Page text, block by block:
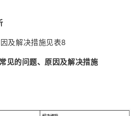
及解决措施见表8
见的问题、原因及解决措施